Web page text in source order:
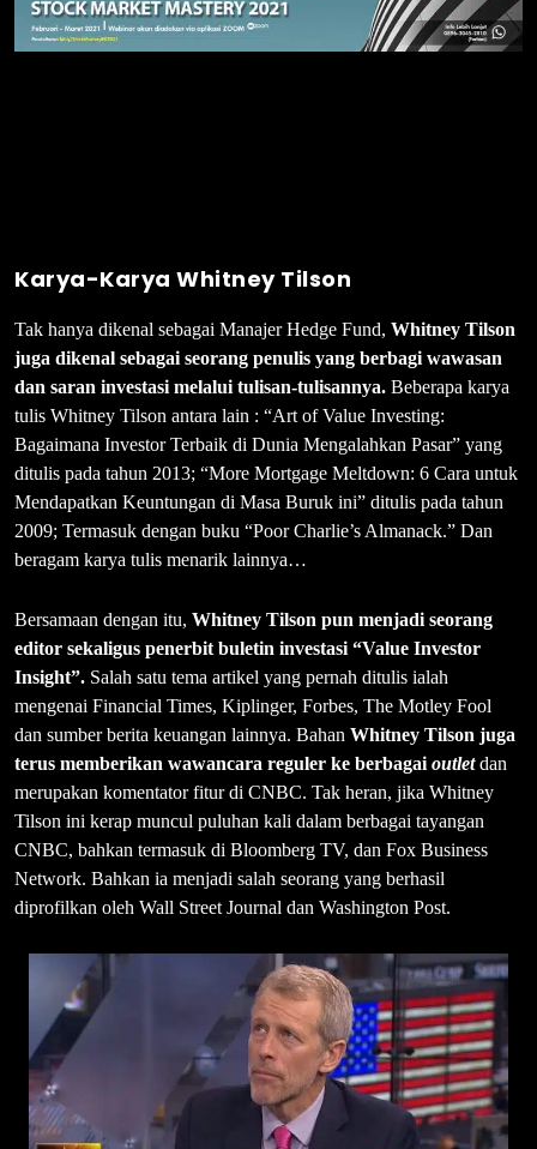
Karya-Karya Whitney Tilson
Tak hanya dikenal sebagai Manajer Hedge Fund, Whitney Tilson
juga dikenal sebagai seorang penulis yang berbagi wawasan
dan saran investasi melalui tulisan-tulisannya. Beberapa karya
tulis Whitney Tilson antara lain : “Art of Value Investing:
Bagaimana Investor Terbaik di Dunia Mengalahkan Pasar” yang
ditulis pada tahun 2013; “More Mortgage Meltdown: 6 Cara untuk
Mendapatkan Keuntungan di Masa Buruk ini” ditulis pada tahun
2009; Termasuk dengan buku “Poor Charlie’s Almanack.” Dan
beragam karya tulis menarik lainnya…
Bersamaan dengan itu, Whitney Tilson pun menjadi seorang
editor sekaligus penerbit buletin investasi “Value Investor
Insight”. Salah satu tema artikel yang pernah ditulis ialah
mengenai Financial Times, Kiplinger, Forbes, The Motley Fool
dan sumber berita keuangan lainnya. Bahan Whitney Tilson juga
terus memberikan wawancara reguler ke berbagai outletdan
merupakan komentator fitur di CNBC. Tak heran, jika Whitney
Tilson ini kerap muncul puluhan kali dalam berbagai tayangan
CNBC, bahkan termasuk di Bloomberg TV, dan Fox Business
Network. Bahkan ia menjadi salah seorang yang berhasil
diprofilkan oleh Wall Street Journal dan Washington Post.